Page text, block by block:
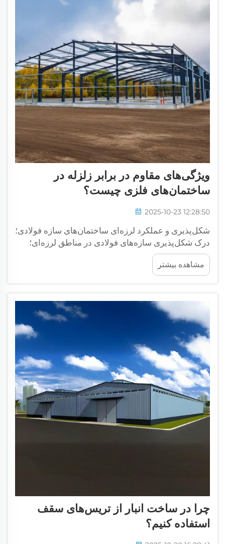
ویژگی‌های مقاوم در برابر زلزله در
ساختمان‌های فلزی چیست؟
2025-10-23 12:28:50
شکل‌پذیری و عملکرد لرزه‌ای ساختمان‌های سازه فولادی؛
درک شکل‌پذیری سازه‌های فولادی در مناطق لرزه‌ای؛
ساختمان‌های ساخته‌شده با سازه فولادی تمایل دارند در
هنگام زلزله بسیار بهتر مقاومت کنند، زیرا فولاد می‌تواند
مقدار قابل توجهی خم شود قبل از اینکه...
مشاهده بیشتر
چرا در ساخت انبار از تریس‌های سقف
استفاده کنیم؟